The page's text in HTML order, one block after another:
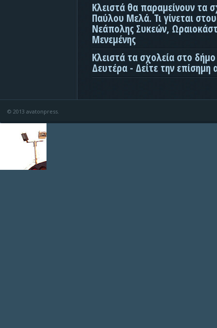
Κλειστά θα παραμείνουν τα
Παύλου Μελά. Τι γίνεται
Νεάπολης Συκεών,
Μενεμένης
Κλειστά τα σχολεία στο
Δευτέρα - Δείτε την επίσημη
© 2013 avatonpress.